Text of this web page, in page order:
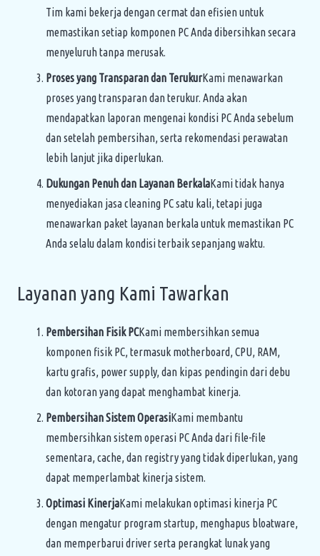
Tim kami bekerja dengan cermat dan efisien untuk
memastikan setiap komponen PC Anda dibersihkan secara
menyeluruh tanpa merusak.
Proses yang Transparan dan TerukurKami menawarkan
proses yang transparan dan terukur. Anda akan
mendapatkan laporan mengenai kondisi PC Anda sebelum
dan setelah pembersihan, serta rekomendasi perawatan
lebih lanjut jika diperlukan.
Dukungan Penuh dan Layanan BerkalaKami tidak hanya
menyediakan jasa cleaning PC satu kali, tetapi juga
menawarkan paket layanan berkala untuk memastikan PC
Anda selalu dalam kondisi terbaik sepanjang waktu.
Layanan yang Kami Tawarkan
Pembersihan Fisik PCKami membersihkan semua
komponen fisik PC, termasuk motherboard, CPU, RAM,
kartu grafis, power supply, dan kipas pendingin dari debu
dan kotoran yang dapat menghambat kinerja.
Pembersihan Sistem OperasiKami membantu
membersihkan sistem operasi PC Anda dari file-file
sementara, cache, dan registry yang tidak diperlukan, yang
dapat memperlambat kinerja sistem.
Optimasi KinerjaKami melakukan optimasi kinerja PC
dengan mengatur program startup, menghapus bloatware,
dan memperbarui driver serta perangkat lunak yang